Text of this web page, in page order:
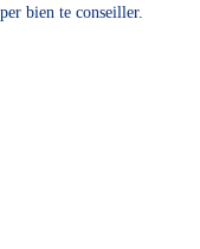
bien te conseiller.